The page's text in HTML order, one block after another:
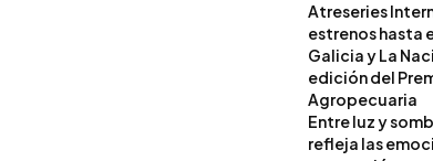
Atreseries
estrenos hasta
Galicia y La
edición del
Agropecuaria
Entre luz y
refleja las